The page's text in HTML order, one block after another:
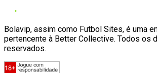
Bolavip, assim como Futbol Sites, é uma
pertencente à Better Collective. Todos os
reservados.